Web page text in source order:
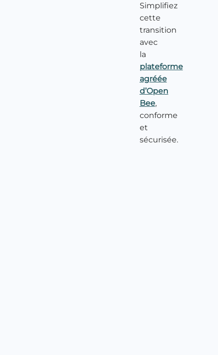
Simplifiez
cette
transition
avec
la
plateforme
agréée
d’Open
Bee,
conforme
et
sécurisée.